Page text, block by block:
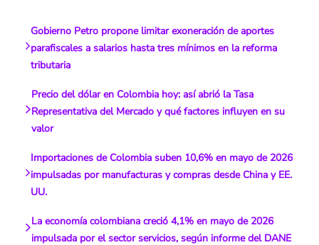
Gobierno Petro propone limitar exoneración de aportes
parafiscales a salarios hasta tres mínimos en la reforma
tributaria
Precio del dólar en Colombia hoy: así abrió la Tasa
Representativa del Mercado y qué factores influyen en su
valor
Importaciones de Colombia suben 10,6% en mayo de 2026
impulsadas por manufacturas y compras desde China y EE.
UU.
La economía colombiana creció 4,1% en mayo de 2026
impulsada por el sector servicios, según informe del DANE